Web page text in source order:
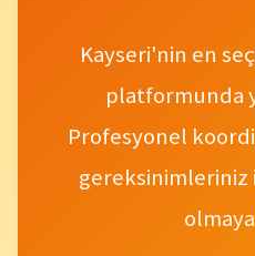
Kayseri'nin en
platformunda
Profesyonel
gereksinimleriniz